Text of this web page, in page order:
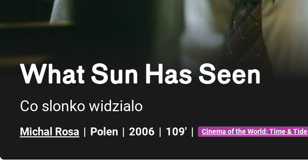
What Sun Has Seen
Co slonko widzialo
Michal Rosa | Polen | 2006 | 109' | Cinema of the World: Time & Tide